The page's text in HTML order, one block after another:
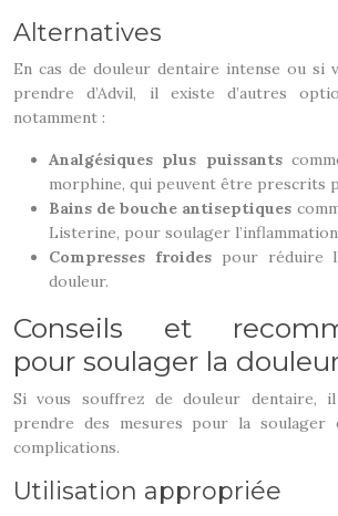
Alternatives
En cas de douleur dentaire intense ou si
prendre d’Advil, il existe d’autres
notamment :
Analgésiques plus puissants
morphine, qui peuvent être prescrits
Bains de bouche antiseptiques
Listerine, pour soulager
Compresses froides pour réduire
douleur.
Conseils et
pour soulager la
Si vous souffrez de douleur dentaire,
prendre des mesures pour la
complications.
Utilisation appropriée